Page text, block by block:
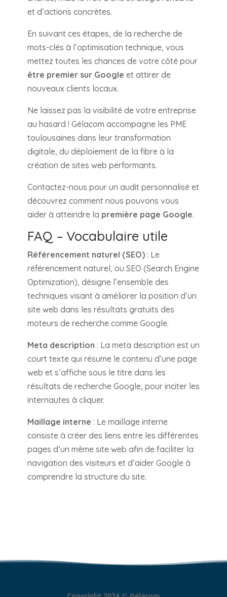
et d’actions concrètes.
En suivant ces étapes, de la recherche de
mots-clés à l’optimisation technique, vous
mettez toutes les chances de votre côté pour
être premier sur Google et attirer de
nouveaux clients locaux.
Ne laissez pas la visibilité de votre entreprise
au hasard ! Gélacom accompagne les PME
toulousaines dans leur transformation
digitale, du déploiement de la fibre à la
création de sites web performants.
Contactez-nous pour un audit personnalisé et
découvrez comment nous pouvons vous
aider à atteindre la première page Google.
FAQ – Vocabulaire utile
Référencement naturel (SEO): Le
référencement naturel, ou SEO (Search Engine
Optimization), désigne l’ensemble des
techniques visant à améliorer la position d’un
site web dans les résultats gratuits des
moteurs de recherche comme Google.
Meta description : La meta description est un
court texte qui résume le contenu d’une page
web et s’affiche sous le titre dans les
résultats de recherche Google, pour inciter les
internautes à cliquer.
Maillage interne : Le maillage interne
consiste à créer des liens entre les différentes
pages d’un même site web afin de faciliter la
navigation des visiteurs et d’aider Google à
comprendre la structure du site.